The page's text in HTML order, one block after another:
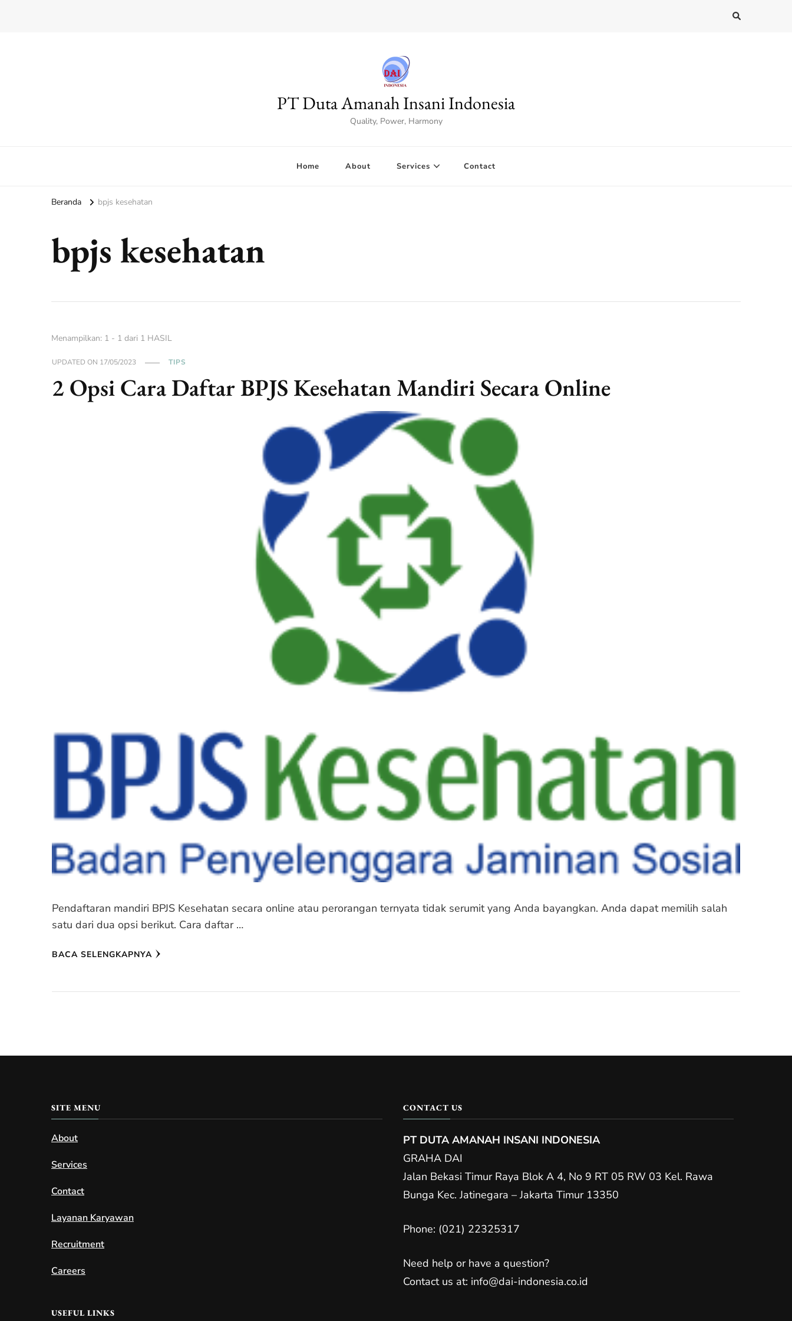
PT Duta Amanah Insani Indonesia
Quality, Power, Harmony
Home About Services Contact
Beranda bpjs kesehatan
bpjs kesehatan
Menampilkan: 1 - 1 dari 1 HASIL
UPDATED ON 17/05/2023 TIPS
2 Opsi Cara Daftar BPJS Kesehatan Mandiri Secara Online
Pendaftaran mandiri BPJS Kesehatan secara online atau perorangan ternyata tidak serumit yang Anda bayangkan. Anda dapat memilih salah
satu dari dua opsi berikut. Cara daftar …
BACA SELENGKAPNYA
SITE MENU
About
Services
Contact
Layanan Karyawan
Recruitment
Careers
USEFUL LINKS
CONTACT US
PT DUTA AMANAH INSANI INDONESIA
GRAHA DAI
Jalan Bekasi Timur Raya Blok A 4, No 9 RT 05 RW 03 Kel. Rawa
Bunga Kec. Jatinegara – Jakarta Timur 13350
Phone: (021) 22325317
Need help or have a question?
Contact us at: info@dai-indonesia.co.id